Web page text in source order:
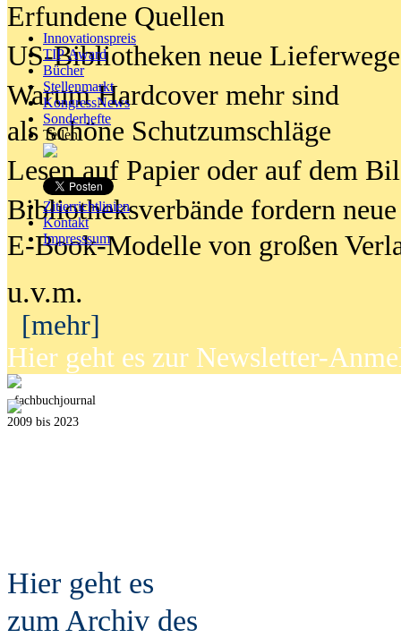
Innovationspreis
TIP Award
Bücher
Stellenmarkt
KongressNews
Sonderhefte
Teilen
Zitierrichtlinien
Kontakt
Impresssum
Erfundene Quellen
US-Bibliotheken neue Lieferwege
Warum Hardcover mehr sind
als schöne Schutzumschläge
Lesen auf Papier oder auf dem
Bibliotheksverbände fordern neue
E-Book-Modelle von großen
u.v.m.
[mehr]
Hier geht es zur Newsletter-
fachbuchjournal
2009 bis 2023
Hier geht es
zum Archiv des